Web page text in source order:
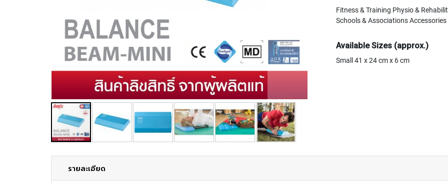
Fitness & Training Physio &
Schools & Associations Accessories
Available Sizes (approx.)
Small 41 x 24 cm x 6 cm
รายละเอียด